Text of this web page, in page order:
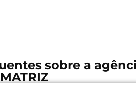
sobre a
MATRIZ